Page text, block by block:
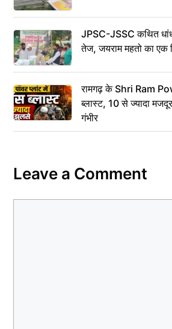
JPSC-JSSC कथित
तेज, जयराम महतो का एक
रामगढ़ के Shri Ram
ब्लास्ट, 10 से ज्यादा
गंभीर
Leave a Comment